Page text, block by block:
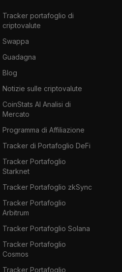
Tracker portafoglio di
criptovalute
Swappa
Guadagna
Blog
Notizie sulle criptovalute
CoinStats AI Analisi di
Mercato
Programma di Affiliazione
Tracker di Portafoglio DeFi
Tracker Portafoglio
Starknet
Tracker Portafoglio zkSync
Tracker Portafoglio
Arbitrum
Tracker Portafoglio Solana
Tracker Portafoglio
Cosmos
Tracker Portafoglio